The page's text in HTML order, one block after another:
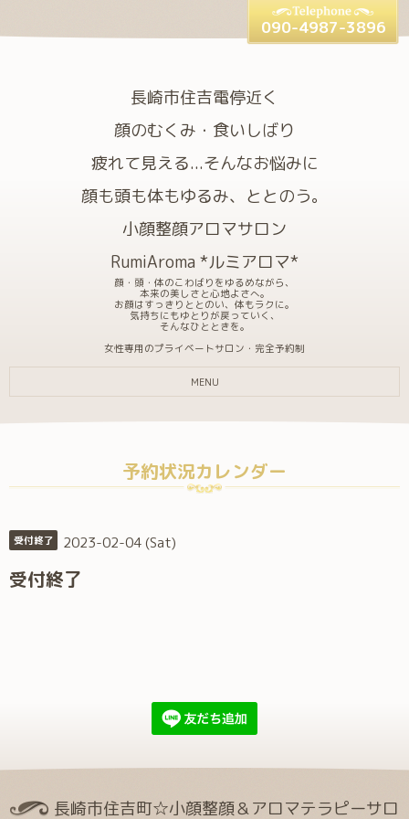
長崎市住吉電停近く
顔のむくみ・食いしばり
疲れて見える...そんなお悩みに
顔も頭も体もゆるみ、ととのう。
小顔整顔アロマサロン
RumiAroma *ルミアロマ*
顔・頭・体のこわばりをゆるめながら、
本来の美しさと心地よさへ。
お顔はすっきりととのい、体もラクに。
気持ちにもゆとりが戻っていく、
そんなひとときを。
女性専用のプライベートサロン・完全予約制
090-4987-3896
MENU
予約状況カレンダー
受付終了 2023-02-04 (Sat)
受付終了
長崎市住吉町☆小顔整顔＆アロマテラピーサロ